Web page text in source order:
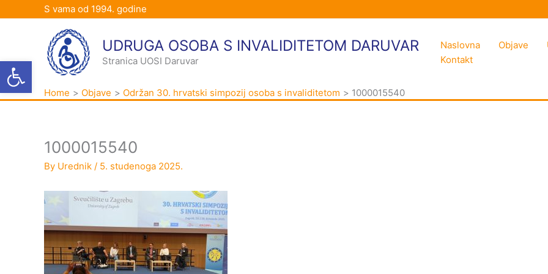
Open toolbar
to
S vama od 1994. godine
UDRUGA OSOBA S INVALIDITETOM DARUVAR
Stranica UOSI Daruvar
Naslovna Objave
Kontakt
Home Objave Održan 30. hrvatski simpozij osoba s invaliditetom 1000015540
1000015540
By Urednik / 5. studenoga 2025.